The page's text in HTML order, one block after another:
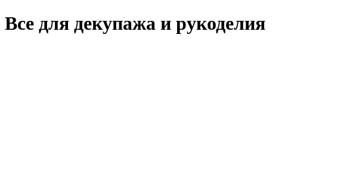
Все для декупажа и рукоделия